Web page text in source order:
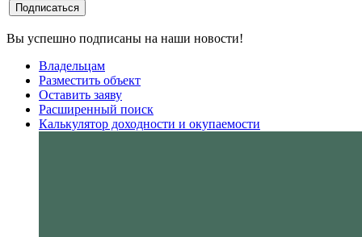
Вы успешно подписаны на наши новости!
Владельцам
Разместить объект
Оставить заяву
Расширенный поиск
Калькулятор доходности и окупаемости